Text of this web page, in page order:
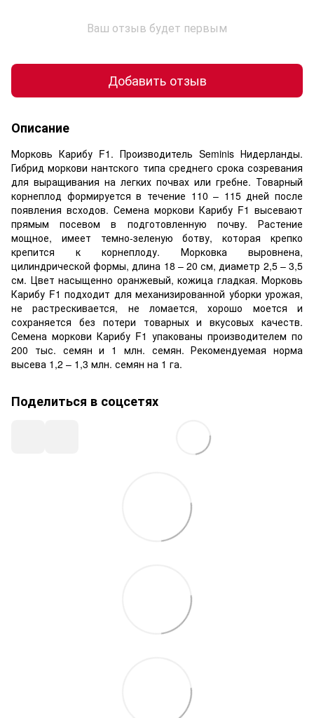
Ваш отзыв будет первым
Добавить отзыв
Описание
Морковь Карибу F1. Производитель Seminis Нидерланды.
Гибрид моркови нантского типа среднего срока созревания
для выращивания на легких почвах или гребне. Товарный
корнеплод формируется в течение 110 – 115 дней после
появления всходов. Семена моркови Карибу F1 высевают
прямым посевом в подготовленную почву. Растение
мощное, имеет темно-зеленую ботву, которая крепко
крепится к корнеплоду. Морковка выровнена,
цилиндрической формы, длина 18 – 20 см, диаметр 2,5 – 3,5
см. Цвет насыщенно оранжевый, кожица гладкая. Морковь
Карибу F1 подходит для механизированной уборки урожая,
не растрескивается, не ломается, хорошо моется и
сохраняется без потери товарных и вкусовых качеств.
Семена моркови Карибу F1 упакованы производителем по
200 тыс. семян и 1 млн. семян. Рекомендуемая норма
высева 1,2 – 1,3 млн. семян на 1 га.
Поделиться в соцсетях